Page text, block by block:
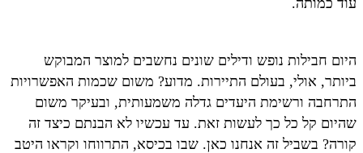
עוד כמותה.
היום חבילות נופש ודילים שונים נחשבים למוצר המבוקש
ביותר, אולי, בעולם התיירות. מדוע? משום שכמות האפשרויות
התרחבה ורשימת היעדים גדלה משמעותית, ובעיקר משום
שהיום קל כל כך לעשות זאת. עד עכשיו לא הבנתם כיצד זה
קורה? בשביל זה אנחנו כאן. שבו בכיסא, התרווחו וקראו היטב